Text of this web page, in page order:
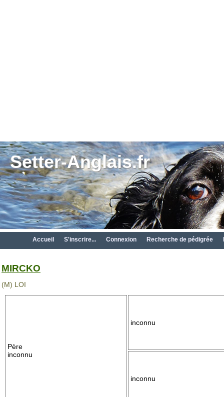
Setter-Anglais.fr
Accueil S'inscrire... Connexion Recherche de pédigrée
MIRCKO
(M) LOI
Père
inconnu
inconnu
inconnu